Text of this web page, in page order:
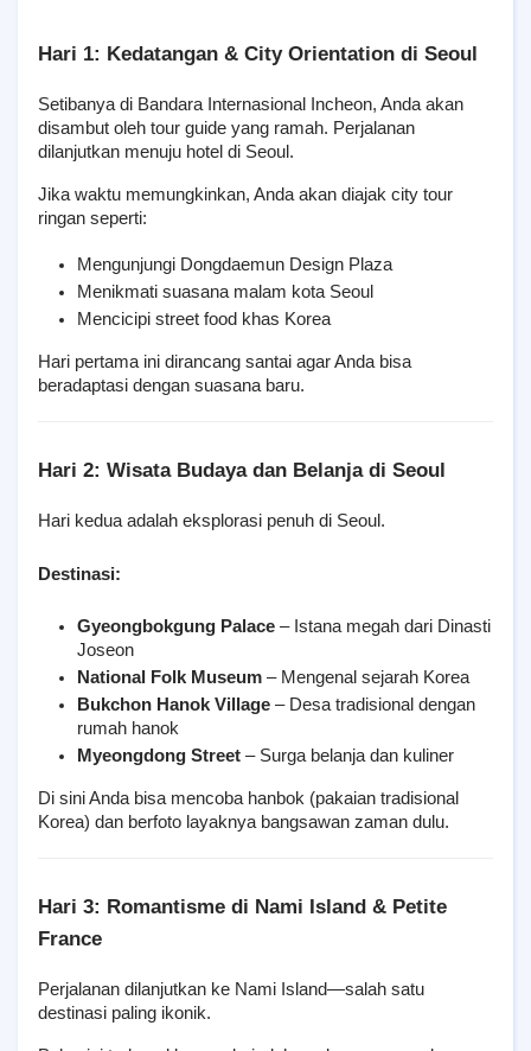
Hari 1: Kedatangan & City Orientation di Seoul
Setibanya di Bandara Internasional Incheon, Anda akan
disambut oleh tour guide yang ramah. Perjalanan
dilanjutkan menuju hotel di Seoul.
Jika waktu memungkinkan, Anda akan diajak city tour
ringan seperti:
Mengunjungi Dongdaemun Design Plaza
Menikmati suasana malam kota Seoul
Mencicipi street food khas Korea
Hari pertama ini dirancang santai agar Anda bisa
beradaptasi dengan suasana baru.
Hari 2: Wisata Budaya dan Belanja di Seoul
Hari kedua adalah eksplorasi penuh di Seoul.
Destinasi:
Gyeongbokgung Palace – Istana megah dari Dinasti
Joseon
National Folk Museum – Mengenal sejarah Korea
Bukchon Hanok Village – Desa tradisional dengan
rumah hanok
Myeongdong Street – Surga belanja dan kuliner
Di sini Anda bisa mencoba hanbok (pakaian tradisional
Korea) dan berfoto layaknya bangsawan zaman dulu.
Hari 3: Romantisme di Nami Island & Petite
France
Perjalanan dilanjutkan ke Nami Island—salah satu
destinasi paling ikonik.